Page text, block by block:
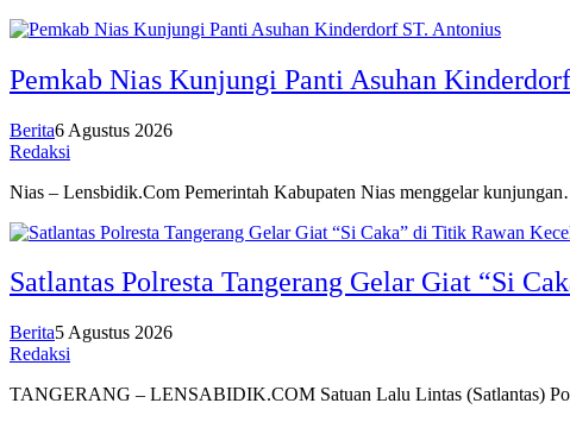
Pemkab Nias Kunjungi Panti Asuhan
Berita6 Agustus 2026
Redaksi
Nias – Lensbidik.Com Pemerintah Kabupaten Nias menggelar
Satlantas Polresta Tangerang Gelar Giat “Si
Berita5 Agustus 2026
Redaksi
TANGERANG – LENSABIDIK.COM Satuan Lalu Lintas (Satlantas)